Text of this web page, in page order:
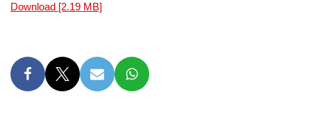
Download [2.19 MB]